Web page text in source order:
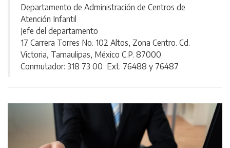
Departamento de Administración de Centros de
Atención Infantil
Jefe del departamento
17 Carrera Torres No. 102 Altos, Zona Centro. Cd.
Victoria, Tamaulipas, México C.P. 87000
Conmutador: 318 73 00 Ext. 76488 y 76487